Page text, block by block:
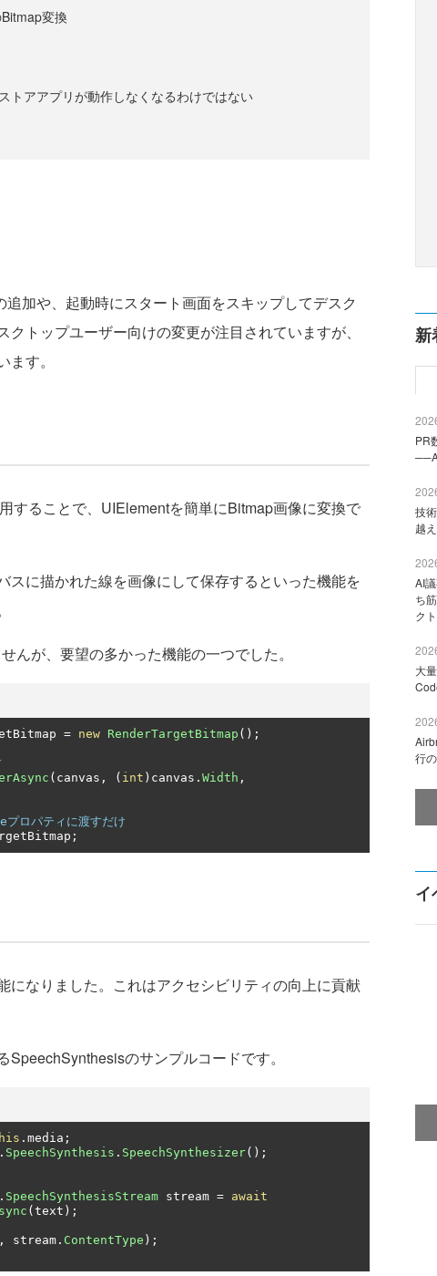
変換
トアアプリが動作しなくなるわけではない
加や、起動時にスタート画面をスキップしてデスク
クトップユーザー向けの変更が注目されていますが、
す。
することで、UIElementを簡単にBitmap画像に変換で
に描かれた線を画像にして保存するといった機能を
んが、要望の多かった機能の一つでした。
= new RenderTargetBitmap ();
( canvas , ( int ) canvas . Width ,
ロパティに渡すだけ
;
なりました。これはアクセシビリティの向上に貢献
のサンプルコードです。
. media ;
. SpeechSynthesis . SpeechSynthesizer();
. SpeechSynthesisStream stream = await
( text );
, stream . ContentType );
新
PR
技
越
AI
ち
ク
大
行
イ